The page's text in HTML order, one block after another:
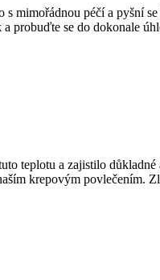
mimořádnou péčí a pyšní
probuďte se do dokonale
teplotu a zajistilo
krepovým povlečením.